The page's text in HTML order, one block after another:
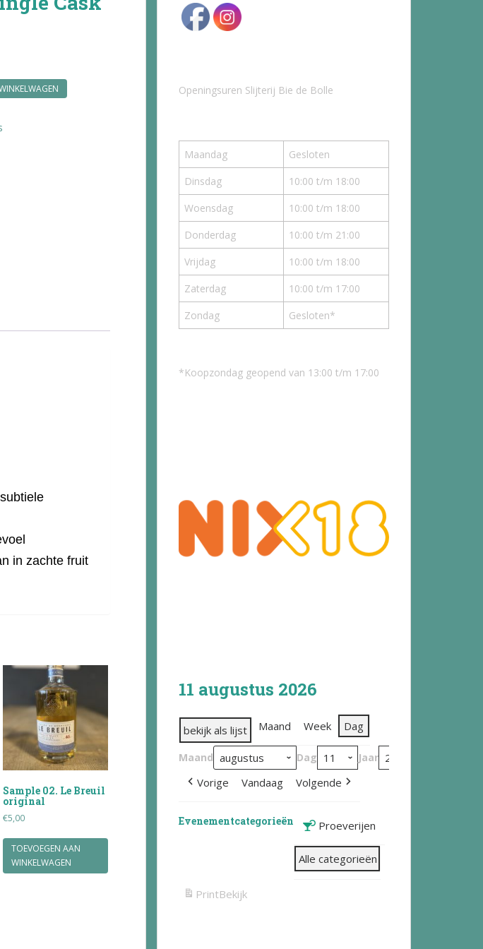
in zachte fruit
Sample 02. Le Breuil
original
€5,00
TOEVOEGEN AAN
WINKELWAGEN
Openingsuren Slijterij Bie de Bolle
Maandag
Gesloten
Dinsdag
10:00 t/m 18:00
Woensdag
10:00 t/m 18:00
Donderdag
10:00 t/m 21:00
Vrijdag
10:00 t/m 18:00
Zaterdag
10:00 t/m 17:00
Zondag
Gesloten*
*Koopzondag geopend van 13:00 t/m 17:00
11 augustus 2026
bekijk als lijst Maand Week Dag
Maand Dag Jaar
Vorige Vandaag Volgende
Evenementcategorieën Proeverijen
Alle categorieën
PrintBekijk